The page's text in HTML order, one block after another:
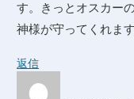
す。きっとオスカー
神様が守ってくれます
返信